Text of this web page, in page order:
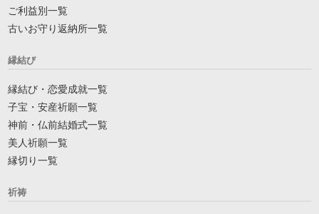
ご利益別一覧
古いお守り返納所一覧
縁結び
縁結び・恋愛成就一覧
子宝・安産祈願一覧
神前・仏前結婚式一覧
美人祈願一覧
縁切り一覧
祈祷